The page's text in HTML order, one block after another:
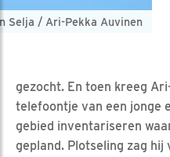
Selja / Ari-Pekka Auvinen
gezocht. En toen kreeg
telefoontje van een jonge
gebied inventariseren
gepland. Plotseling zag hij